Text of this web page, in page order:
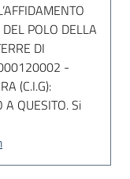
POLO DELLA
DI
-
(C.I.G):
QUESITO. Si